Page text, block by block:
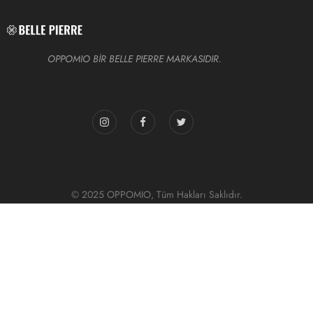
OPPOMIO BİR BELLE PIERRE MARKASIDIR.
© 2025 OPPOMIO, Tüm Hakları Saklıdır.